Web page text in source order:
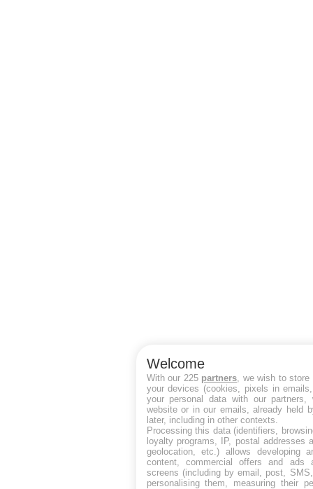
Welcome
With our 225 partners , we wish to
your devices (cookies, pixels in
your personal data with our partners,
website or in our emails, already held
later, including in other contexts.
Processing this data (identifiers,
loyalty programs, IP, postal addresses
geolocation, etc.) allows developing
content, commercial offers and ads
screens (including by email, post,
personalising them, measuring their